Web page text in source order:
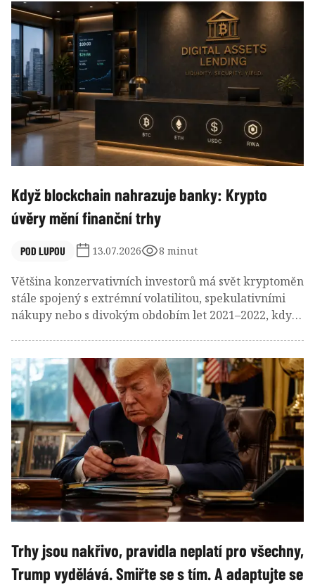
cílem vybudovat globální infrastrukturu pro
tokenizované akcie a jiná tokenizovaná aktiva.
Výsledky prvních týdnů však ukazují fascinující
rozpor: technologicky špičková síť sice zaznamenala
raketový růst objemů, místo regulovaných akcií Apple
či Nvidia ji však zcela ovládla spekulativní mánie
memecoinů.
Když blockchain nahrazuje banky: Krypto
úvěry mění finanční trhy
POD LUPOU 13.07.2026 8 minut
Většina konzervativních investorů má svět kryptoměn
stále spojený s extrémní volatilitou, spekulativními
nákupy nebo s divokým obdobím let 2021–2022, kdy
diametrálně odlišná.
Trhy jsou nakřivo, pravidla neplatí pro všechny,
Trump vydělává. Smiřte se s tím. A adaptujte se